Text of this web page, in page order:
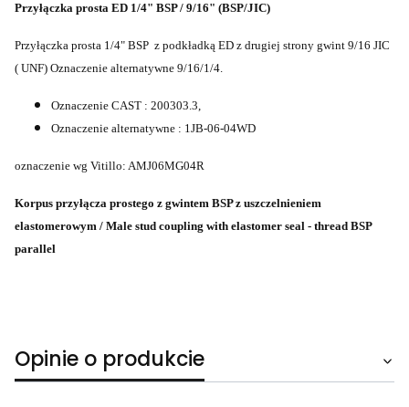
Przyłączka prosta ED 1/4" BSP / 9/16" (BSP/JIC)
Przyłączka prosta 1/4" BSP z podkładką ED z drugiej strony gwint 9/16 JIC
( UNF) Oznaczenie alternatywne 9/16/1/4.
Oznaczenie CAST : 200303.3,
Oznaczenie alternatywne : 1JB-06-04WD
oznaczenie wg Vitillo: AMJ06MG04R
Korpus przyłącza prostego z gwintem BSP z uszczelnieniem
elastomerowym / Male stud coupling with elastomer seal - thread BSP
parallel
Opinie o produkcie